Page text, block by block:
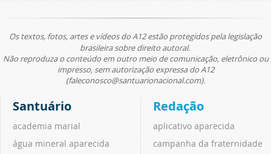
Os textos, fotos, artes e vídeos do A12 estão protegidos pela legislação
brasileira sobre direito autoral.
Não reproduza o conteúdo em outro meio de comunicação, eletrônico ou
impresso, sem autorização expressa do A12
(faleconosco@santuarionacional.com).
Santuário
academia marial
água mineral aparecida
Redação
aplicativo aparecida
campanha da fraternidade